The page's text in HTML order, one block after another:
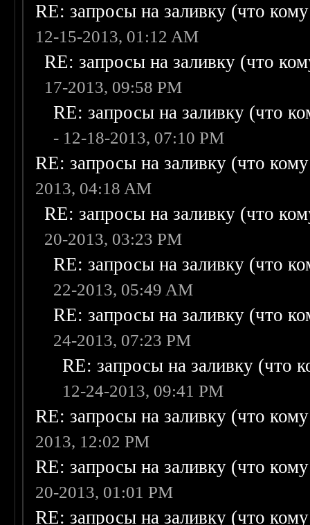
RE: запросы на заливку (что
12-15-2013, 01:12 AM
RE: запросы на заливку (что
17-2013, 09:58 PM
RE: запросы на заливку (что
- 12-18-2013, 07:10 PM
RE: запросы на заливку (что
2013, 04:18 AM
RE: запросы на заливку (что
20-2013, 03:23 PM
RE: запросы на заливку (что
22-2013, 05:49 AM
RE: запросы на заливку (что
24-2013, 07:23 PM
RE: запросы на заливку (что
12-24-2013, 09:41 PM
RE: запросы на заливку (что
2013, 12:02 PM
RE: запросы на заливку (что
20-2013, 01:01 PM
RE: запросы на заливку (что